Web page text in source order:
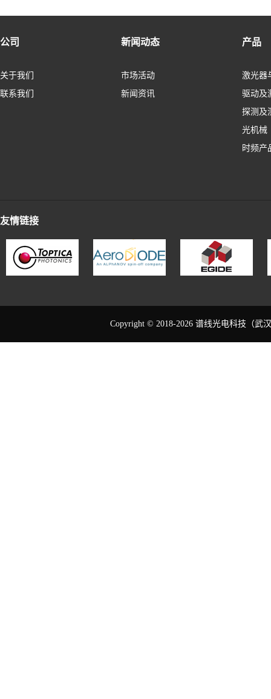
公司
关于我们
联系我们
新闻动态
市场活动
新闻资讯
产品
激光器
驱动及
探测及
光机械
时频产
友情链接
Copyright © 2018-2026 谱线光电科技（武